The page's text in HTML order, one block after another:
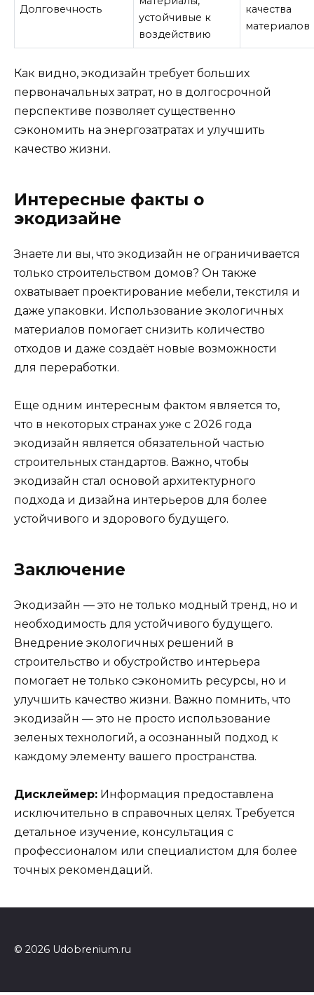
Долговечность
устойчивые к
воздействию
качества
материалов
Как видно, экодизайн требует больших
первоначальных затрат, но в долгосрочной
перспективе позволяет существенно
сэкономить на энергозатратах и улучшить
качество жизни.
Интересные факты о
экодизайне
Знаете ли вы, что экодизайн не ограничивается
только строительством домов? Он также
охватывает проектирование мебели, текстиля и
даже упаковки. Использование экологичных
материалов помогает снизить количество
отходов и даже создаёт новые возможности
для переработки.
Еще одним интересным фактом является то,
что в некоторых странах уже с 2026 года
экодизайн является обязательной частью
строительных стандартов. Важно, чтобы
экодизайн стал основой архитектурного
подхода и дизайна интерьеров для более
устойчивого и здорового будущего.
Заключение
Экодизайн — это не только модный тренд, но и
необходимость для устойчивого будущего.
Внедрение экологичных решений в
строительство и обустройство интерьера
помогает не только сэкономить ресурсы, но и
улучшить качество жизни. Важно помнить, что
экодизайн — это не просто использование
зеленых технологий, а осознанный подход к
каждому элементу вашего пространства.
Дисклеймер: Информация предоставлена
исключительно в справочных целях. Требуется
детальное изучение, консультация с
профессионалом или специалистом для более
точных рекомендаций.
© 2026 Udobrenium.ru